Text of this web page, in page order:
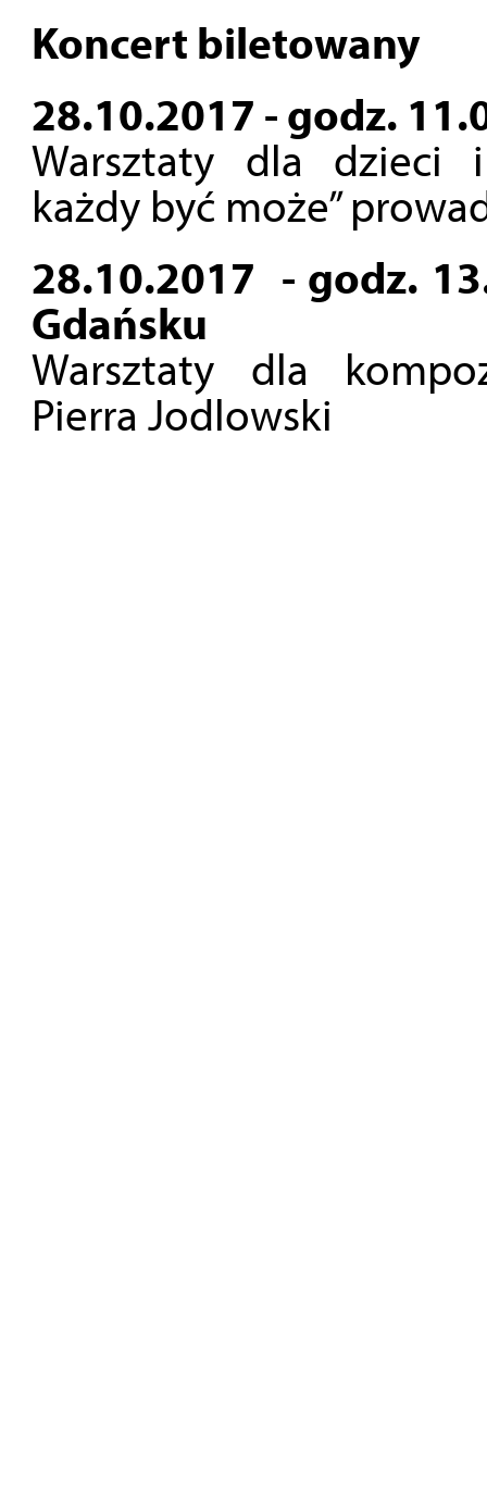
Koncert biletowany
28.10.2017 - godz.
Warsztaty dla dzieci i
każdy być może”
28.10.2017 - godz.
Gdańsku
Warsztaty dla
Pierra Jodlowski